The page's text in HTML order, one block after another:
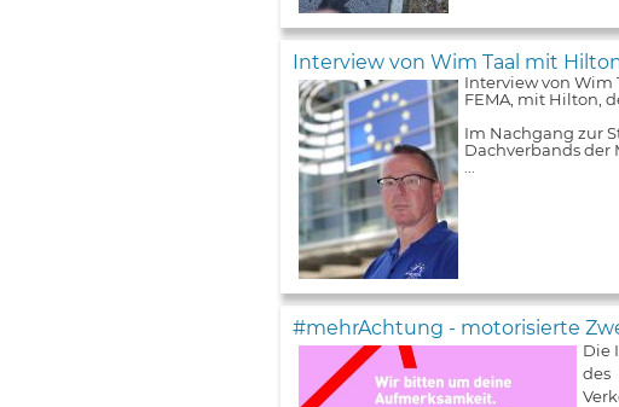
Interview von Wim Taal mit
Interview von Wim
FEMA, mit Hilton,
Im Nachgang zur
Dachverbands der
#mehrAchtung - motorisierte
Die